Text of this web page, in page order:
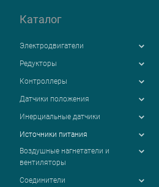
Каталог
Электродвигатели
Редукторы
Контроллеры
Датчики положения
Инерциальные датчики
Источники питания
Воздушные нагнетатели и
вентиляторы
Соединители